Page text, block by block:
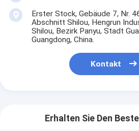
Erster Stock, Gebäude 7, Nr.
Abschnitt Shilou, Hengrun
Shilou, Bezirk Panyu, Stadt
Guangdong, China.
Kontakt
Erhalten Sie Den